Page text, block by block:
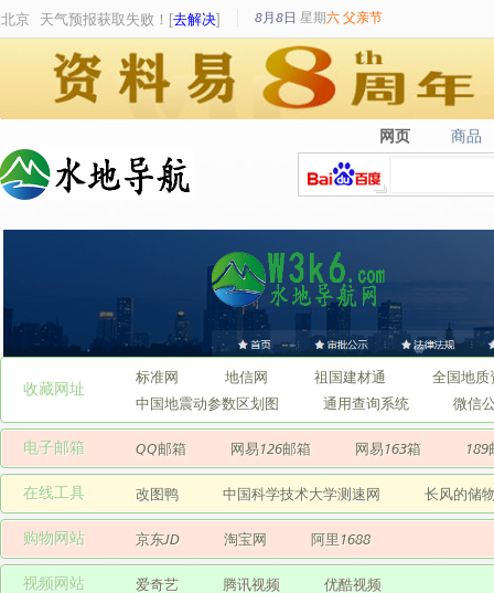
北京 天气预报获取失败！[去解决] 8月8日 星期六 父亲节
网页
网页 商品
商品
收藏网址
标准网 地信网 祖国建材通
全国地质
中国地震动参数区划图
通用查询系统 微信
电子邮箱 QQ邮箱 网易126邮箱 网易163箱 189
在线工具 改图鸭 中国科学技术大学测速网 长风的储
购物网站 京东JD 淘宝网 阿里1688
视频网站 爱奇艺 腾讯视频 优酷视频